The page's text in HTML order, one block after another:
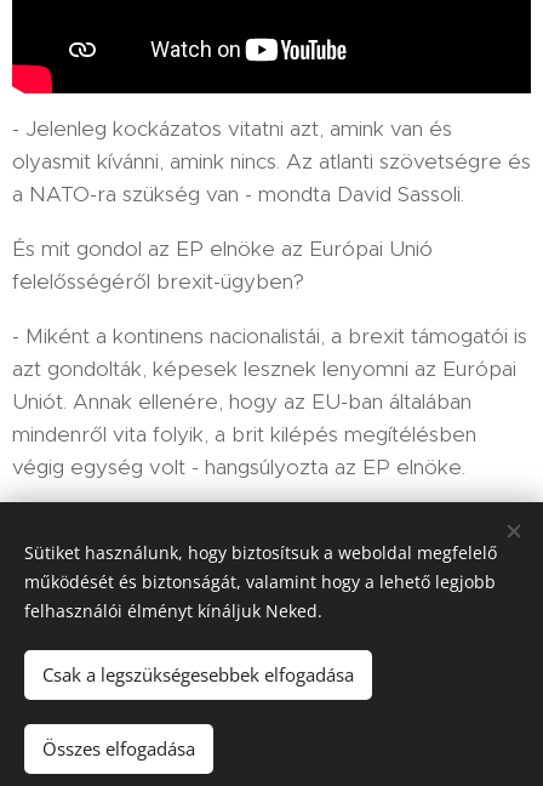
- Jelenleg kockázatos vitatni azt, amink van és
olyasmit kívánni, amink nincs. Az atlanti szövetségre és
a NATO-ra szükség van - mondta David Sassoli.
És mit gondol az EP elnöke az Európai Unió
felelősségéről brexit-ügyben?
- Miként a kontinens nacionalistái, a brexit támogatói is
azt gondolták, képesek lesznek lenyomni az Európai
Uniót. Annak ellenére, hogy az EU-ban általában
mindenről vita folyik, a brit kilépés megítélésben
végig egység volt - hangsúlyozta az EP elnöke.
Share
Minden jog fenntartva!
Sütiket használunk, hogy biztosítsuk a weboldal megfelelő
működését és biztonságát, valamint hogy a lehető legjobb
felhasználói élményt kínáljuk Neked.
Csak a legszükségesebbek elfogadása
Összes elfogadása